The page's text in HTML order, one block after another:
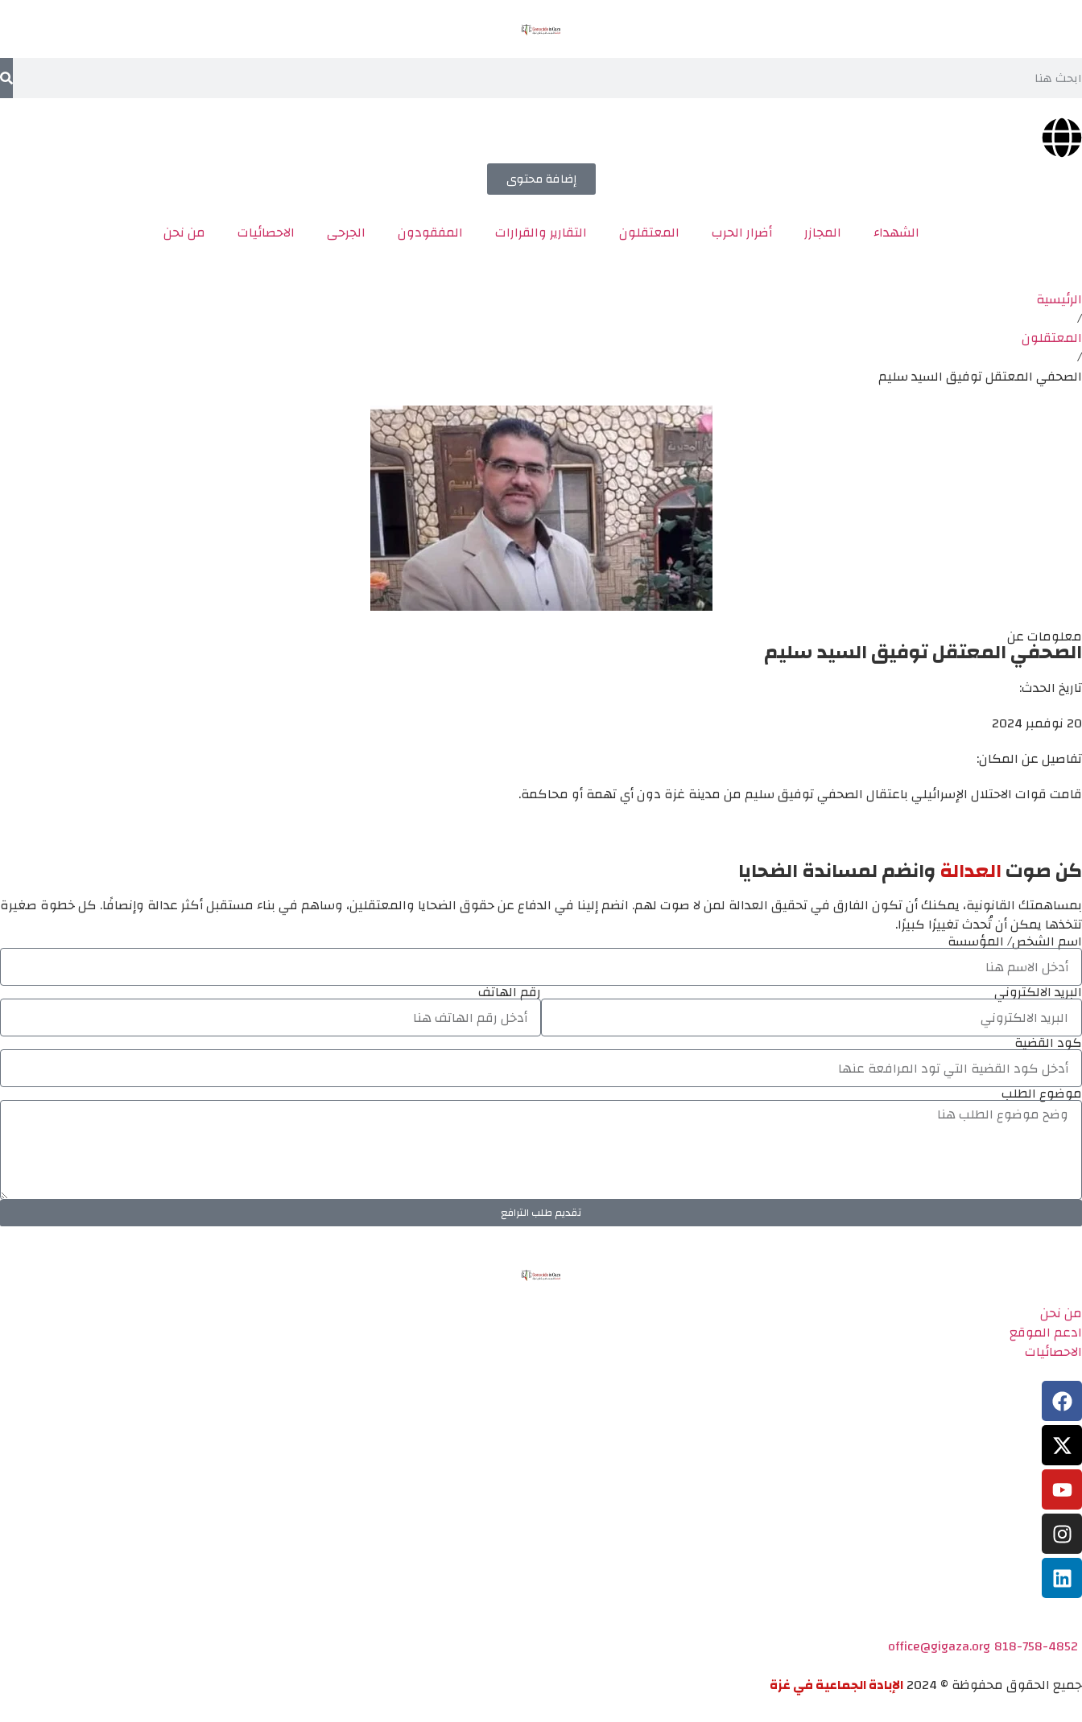
إضافة محتوى
الشهداء المجازر أضرار الحرب المعتقلون التقارير والقرارات المفقودون الجرحى الاحصائيات من نحن
الرئيسية
/
المعتقلون
/
الصحفي المعتقل توفيق السيد سليم
معلومات عن
الصحفي المعتقل توفيق السيد سليم
تاريخ الحدث:
20 نوفمبر 2024
تفاصيل عن المكان:
قامت قوات الاحتلال الإسرائيلي باعتقال الصحفي توفيق سليم من مدينة غزة دون أي تهمة أو محاكمة.
كن صوتالعدالةوانضم لمساندة الضحايا
بمساهمتك القانونية، يمكنك أن تكون الفارق في تحقيق العدالة لمن لا صوت لهم. انضم إلينا في الدفاع عن حقوق الضحايا والمعتقلين، وساهم في بناء مستقبل أكثر عدالة وإنصافًا. كل خطوة صغيرة
تتخذها يمكن أن تُحدث تغييرًا كبيرًا.
اسم الشخص/ المؤسسة
البريد الالكتروني رقم الهاتف
كود القضية
موضوع الطلب
تقديم طلب الترافع
من نحن
ادعم الموقع
الاحصائيات
818-758-4852
office@gigaza.org
جميع الحقوق محفوظة © 2024
الإبادة الجماعية في غزة